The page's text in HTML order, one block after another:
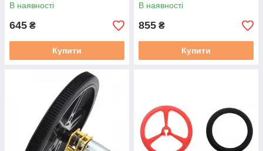
В наявності
645 ₴
Купити
В наявності
855 ₴
Купити